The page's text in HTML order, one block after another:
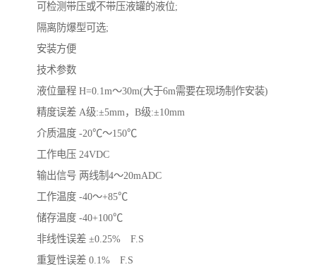
可检测带压或不带压液罐的液位;
隔离防爆型可选;
安装方便
技术参数
液位量程 H=0.1m～30m(大于6m需要在现场制作安装)
精度误差 A级:±5mm，B级:±10mm
介质温度 -20℃～150℃
工作电压 24VDC
输出信号 两线制4～20mADC
工作温度 -40～+85℃
储存温度 -40+100℃
非线性误差 ±0.25% F.S
重复性误差 0.1% F.S